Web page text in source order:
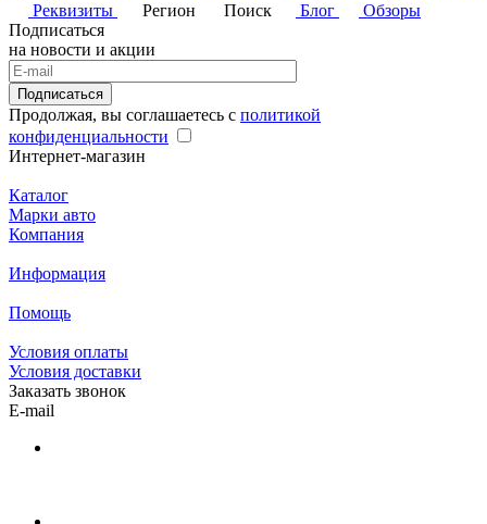
Реквизиты
Регион Поиск Блог
Обзоры
Подписаться
на новости и акции
Подписаться
Продолжая, вы соглашаетесь с политикой
конфиденциальности
Интернет-магазин
Каталог
Марки авто
Компания
Информация
Помощь
Условия оплаты
Условия доставки
Заказать звонок
E-mail